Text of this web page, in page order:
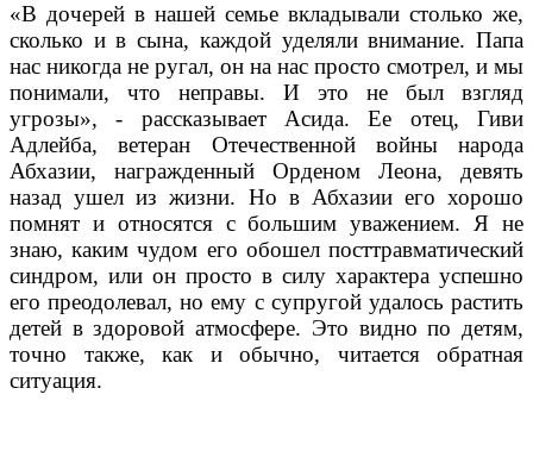
«В дочерей в нашей семье вкладывали столько же,
сколько и в сына, каждой уделяли внимание. Папа
нас никогда не ругал, он на нас просто смотрел, и мы
понимали, что неправы. И это не был взгляд
угрозы», - рассказывает Асида. Ее отец, Гиви
Адлейба, ветеран Отечественной войны народа
Абхазии, награжденный Орденом Леона, девять
назад ушел из жизни. Но в Абхазии его хорошо
помнят и относятся с большим уважением. Я не
знаю, каким чудом его обошел посттравматический
синдром, или он просто в силу характера успешно
его преодолевал, но ему с супругой удалось растить
детей в здоровой атмосфере. Это видно по детям,
точно также, как и обычно, читается обратная
ситуация.